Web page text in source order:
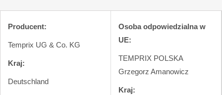
Producent:
Temprix UG & Co. KG
Kraj:
Deutschland
Osoba odpowiedzialna w
UE:
TEMPRIX POLSKA
Grzegorz Amanowicz
Kraj: